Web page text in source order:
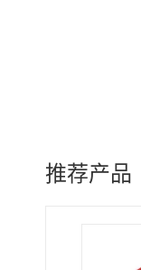
推荐产品